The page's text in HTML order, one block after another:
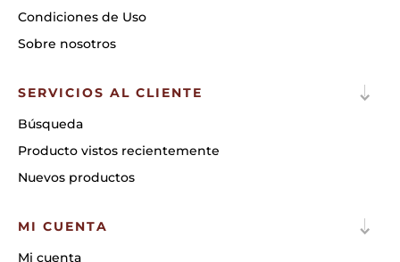
Condiciones de Uso
Sobre nosotros
SERVICIOS AL CLIENTE
Búsqueda
Producto vistos recientemente
Nuevos productos
MI CUENTA
Mi cuenta